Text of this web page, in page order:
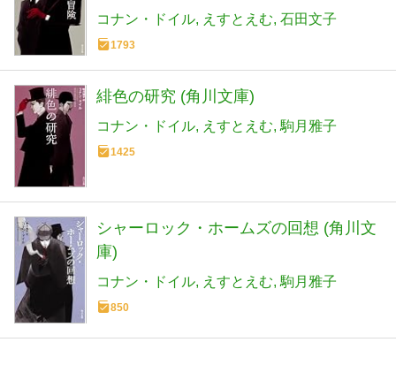
コナン・ドイル えすとえむ 石田文子
1793
緋色の研究 (角川文庫)
コナン・ドイル えすとえむ 駒月雅子
1425
シャーロック・ホームズの回想 (角川文
庫)
コナン・ドイル えすとえむ 駒月雅子
850